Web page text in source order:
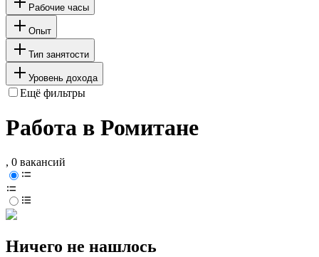
Рабочие часы
Опыт
Тип занятости
Уровень дохода
Ещё фильтры
Работа в Ромитане
, 0 вакансий
Ничего не нашлось